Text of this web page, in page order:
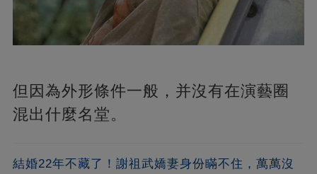
但因為外形條件一般，并沒有在演藝圈
混出什麼名堂。
結婚22年不藏了！謝祖武嬌妻身份瞞不住，萬萬沒